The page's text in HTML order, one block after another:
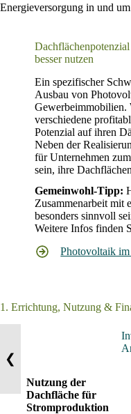
Energieversorgung in und
besser nutzen
Ein spezifischer
Ausbau von
Gewerbeimmobilien.
verschiedene
Potenzial auf ihren
Neben der
für Unternehmen
sein, ihre
Gemeinwohl-Tipp:
Zusammenarbeit mit
besonders sinnvoll
Weitere Infos finden
Photovoltaik
1. Errichtung, Nutzung &
❮
Nutzung der
Dachfläche für
Stromproduktion